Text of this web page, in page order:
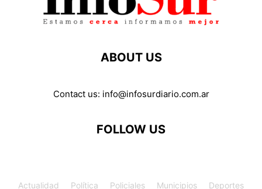
ABOUT US
Contact us: info@infosurdiario.com.ar
FOLLOW US
Actualidad Política Policiales Municipios Deportes